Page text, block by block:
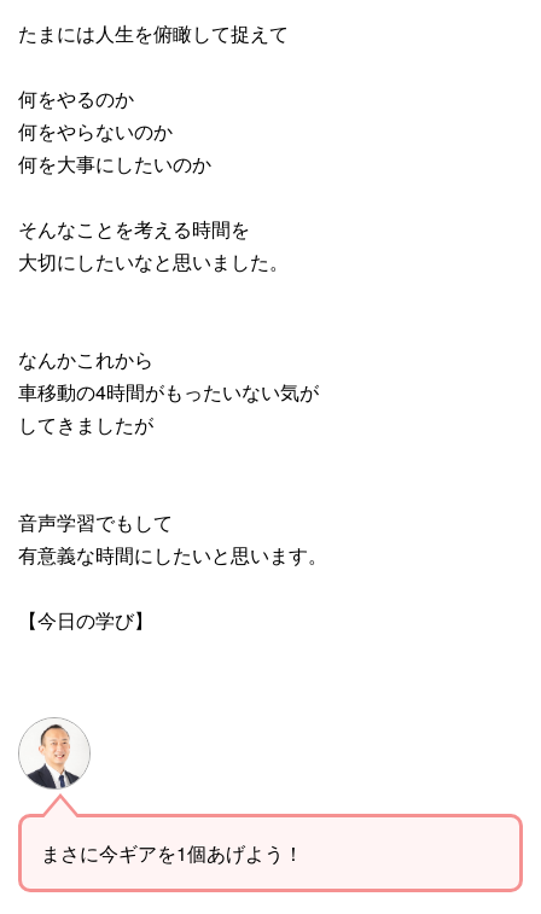
たまには人生を俯瞰して捉えて
何をやるのか
何をやらないのか
何を大事にしたいのか
そんなことを考える時間を
大切にしたいなと思いました。
なんかこれから
車移動の4時間がもったいない気が
してきましたが
音声学習でもして
有意義な時間にしたいと思います。
【今日の学び】
まさに今ギアを1個あげよう！